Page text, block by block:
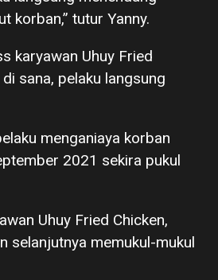
korban,” tutur Yanny.
karyawan Uhuy Fried
sana, pelaku langsung
menganiaya korban
2021 sekira pukul
Uhuy Fried Chicken,
selanjutnya memukul-mukul